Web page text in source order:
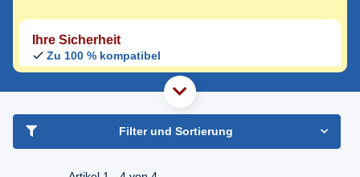
Ihre Sicherheit
Zu 100 % kompatibel
Kostenloser Versand
Geld-zurück-Garantie
haben Sie Frage?
Freundlicher Support & BeratungFilter und Sortierung